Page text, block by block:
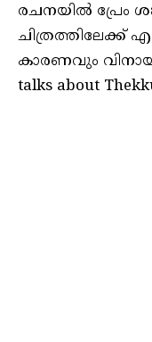
രചനയിൽ പ്രേം
ചിത്രത്തിലേക്ക്
കാരണവും
talks about